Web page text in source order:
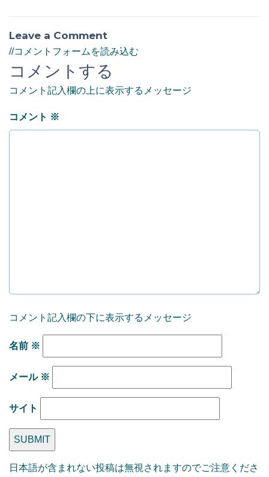
Leave a Comment
//コメントフォームを読み込む
コメントする
コメント記入欄の上に表示するメッセージ
コメント ※
コメント記入欄の下に表示するメッセージ
名前 ※
メール ※
サイト
日本語が含まれない投稿は無視されますのでご注意くださ